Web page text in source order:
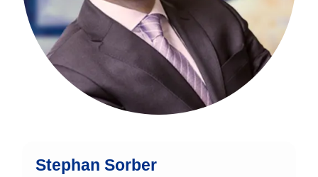
Stephan Sorber
folgten Stationen bei
Fondsgesellschaften in Luxemburg und
Frankfurt.
mehr